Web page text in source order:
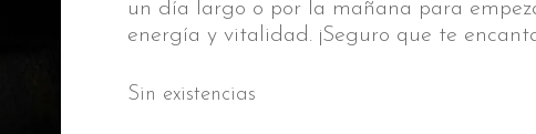
un día largo o por la mañana para
energía y vitalidad. ¡Seguro que te
Sin existencias